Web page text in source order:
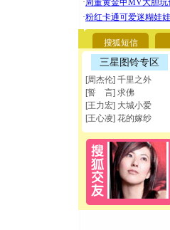
搜狐短信
三星图铃专区
[周杰伦] 千里之外
[誓 言] 求佛
[王力宏] 大城小爱
[王心凌] 花的嫁纱